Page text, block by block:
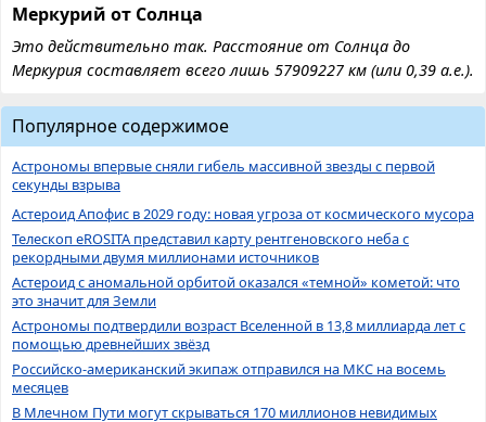
Меркурий от Солнца
Это действительно так. Расстояние от Солнца до
Меркурия составляет всего лишь 57909227 км (или 0,39 а.е.).
Популярное содержимое
Астрономы впервые сняли гибель массивной звезды с первой
секунды взрыва
Астероид Апофис в 2029 году: новая угроза от космического мусора
Телескоп eROSITA представил карту рентгеновского неба с
рекордными двумя миллионами источников
Астероид с аномальной орбитой оказался «темной» кометой: что
это значит для Земли
Астрономы подтвердили возраст Вселенной в 13,8 миллиарда лет с
помощью древнейших звёзд
Российско-американский экипаж отправился на МКС на восемь
месяцев
В Млечном Пути могут скрываться 170 миллионов невидимых